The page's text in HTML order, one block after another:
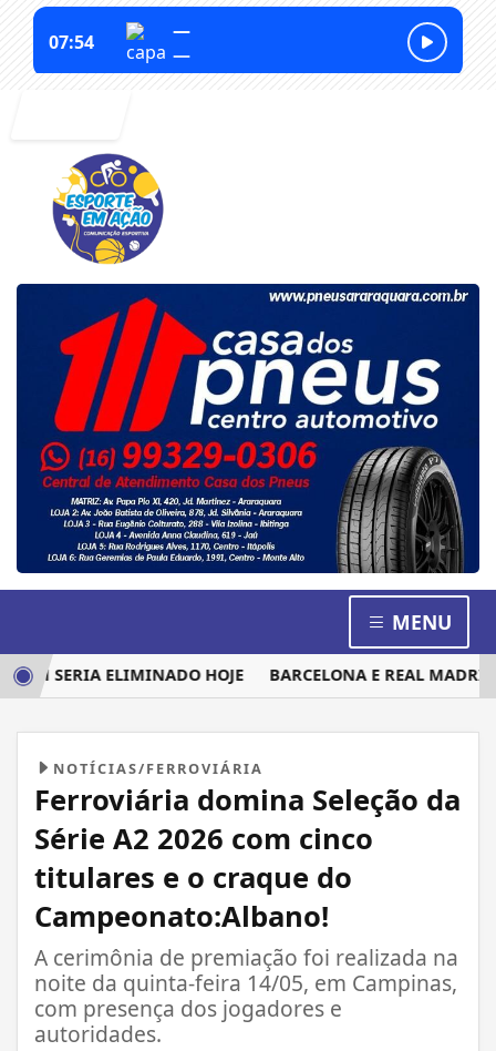
MENU
SERIA ELIMINADO HOJE BARCELONA E REAL MADRID
NOTÍCIAS/FERROVIÁRIA
Ferroviária domina Seleção da
Série A2 2026 com cinco
titulares e o craque do
Campeonato:Albano!
A cerimônia de premiação foi realizada na
noite da quinta-feira 14/05, em Campinas,
com presença dos jogadores e
autoridades.